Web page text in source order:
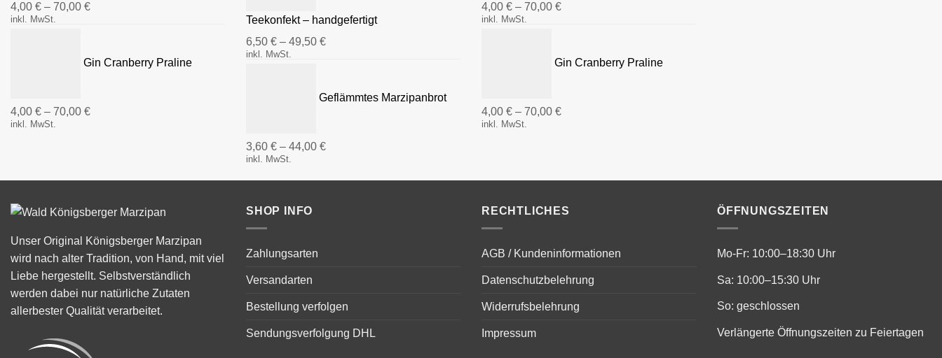
4,00 € – 70,00 €
inkl. MwSt.
Gin Cranberry Praline
4,00 € – 70,00 €
inkl. MwSt.
Teekonfekt – handgefertigt
6,50 € – 49,50 €
inkl. MwSt.
Geflämmtes Marzipanbrot
3,60 € – 44,00 €
inkl. MwSt.
4,00 € – 70,00 €
inkl. MwSt.
Gin Cranberry Praline
4,00 € – 70,00 €
inkl. MwSt.
Unser Original Königsberger Marzipan
wird nach alter Tradition, von Hand, mit viel
Liebe hergestellt. Selbstverständlich
werden dabei nur natürliche Zutaten
allerbester Qualität verarbeitet.
SHOP INFO
Zahlungsarten
Versandarten
Bestellung verfolgen
Sendungsverfolgung DHL
RECHTLICHES
AGB / Kundeninformationen
Datenschutzbelehrung
Widerrufsbelehrung
Impressum
ÖFFNUNGSZEITEN
Mo-Fr: 10:00–18:30 Uhr
Sa: 10:00–15:30 Uhr
So: geschlossen
Verlängerte Öffnungszeiten zu Feiertagen